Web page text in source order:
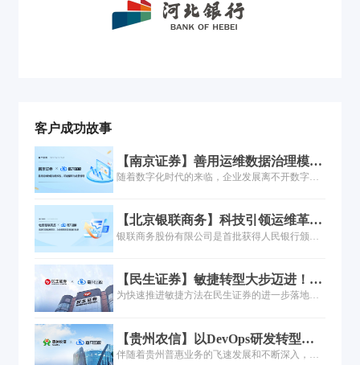
客户成功故事
【南京证券】善用运维数据治理模
型，赋能精细化运营管理
随着数字化时代的来临，企业发展离不开数字化
务消费的一体化场景，通过精细化管理提升IT服
务质量和效率。截至2022年末，南京证券已拥有
管理主要围绕日常业务运营来开展，确保IT服务
整体运作既满足业务需求又符合制度规范。
【北京银联商务】科技引领运维革
命，嘉为蓝鲸WeOps打造运维新底座
银联商务股份有限公司是首批获得人民银行颁发
构第一、亚太地区第二的排名以及46.3%的市场份
额的不俗的业绩，作为银联商务子公司的北京银
银商”基座，为客户的发展助力，也为实体经济注
入支付与科技的动能
【民生证券】敏捷转型大步迈进！民
生证券敏捷实践培训圆满结束！
为快速推进敏捷方法在民生证券的进一步落地推
落幕并于现场进行颁奖仪式，这标志着民生证券
的组织敏捷转型正式迈出新的步伐，为后续实现
【贵州农信】以DevOps研发转型，
加速乡村振兴最后一公里
伴随着贵州普惠业务的飞速发展和不断深入，无